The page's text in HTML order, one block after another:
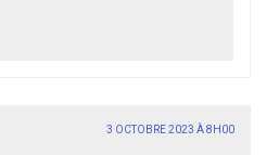
3 OCTOBRE 2023 À 8H00